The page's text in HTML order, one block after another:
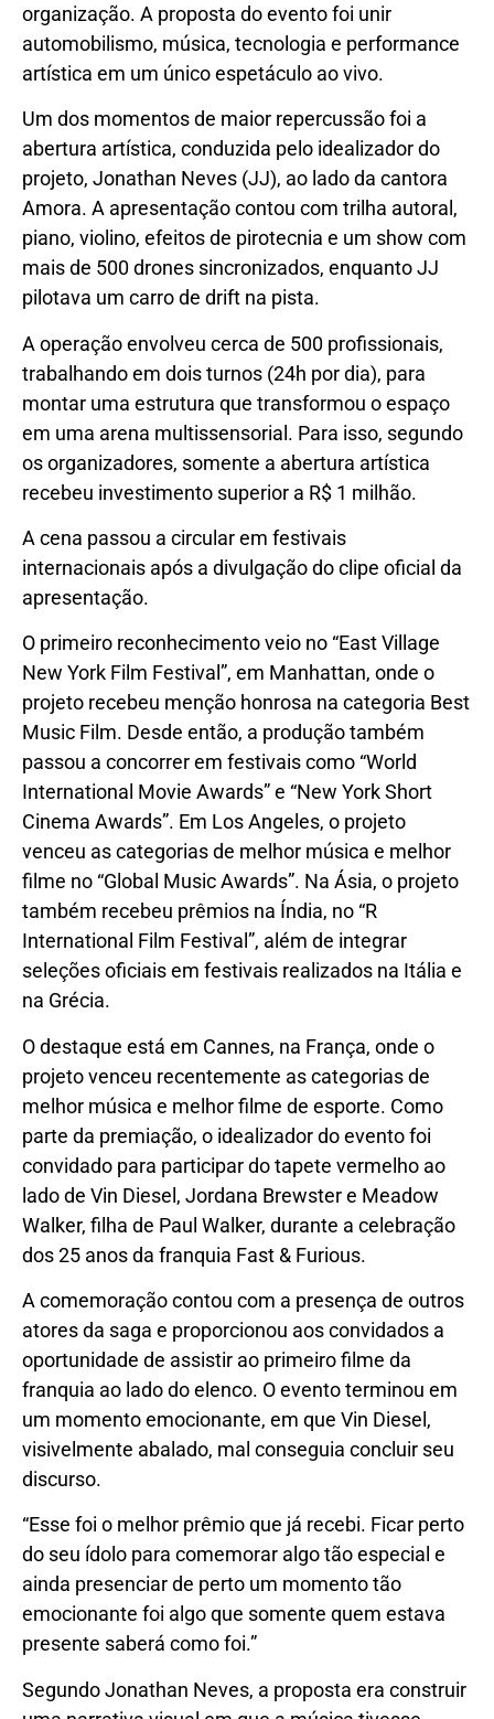
organização. A proposta do evento foi unir
automobilismo, música, tecnologia e performance
artística em um único espetáculo ao vivo.
Um dos momentos de maior repercussão foi a
abertura artística, conduzida pelo idealizador do
projeto, Jonathan Neves (JJ), ao lado da cantora
Amora. A apresentação contou com trilha autoral,
piano, violino, efeitos de pirotecnia e um show com
mais de 500 drones sincronizados, enquanto JJ
pilotava um carro de drift na pista.
A operação envolveu cerca de 500 profissionais,
trabalhando em dois turnos (24h por dia), para
montar uma estrutura que transformou o espaço
em uma arena multissensorial. Para isso, segundo
os organizadores, somente a abertura artística
recebeu investimento superior a R$ 1 milhão.
A cena passou a circular em festivais
internacionais após a divulgação do clipe oficial da
apresentação.
O primeiro reconhecimento veio no “East Village
New York Film Festival”, em Manhattan, onde o
projeto recebeu menção honrosa na categoria Best
Music Film. Desde então, a produção também
passou a concorrer em festivais como “World
International Movie Awards” e “New York Short
Cinema Awards”. Em Los Angeles, o projeto
venceu as categorias de melhor música e melhor
filme no “Global Music Awards”. Na Ásia, o projeto
também recebeu prêmios na Índia, no “R
International Film Festival”, além de integrar
seleções oficiais em festivais realizados na Itália e
na Grécia.
O destaque está em Cannes, na França, onde o
projeto venceu recentemente as categorias de
melhor música e melhor filme de esporte. Como
parte da premiação, o idealizador do evento foi
convidado para participar do tapete vermelho ao
lado de Vin Diesel, Jordana Brewster e Meadow
Walker, filha de Paul Walker, durante a celebração
dos 25 anos da franquia Fast & Furious.
A comemoração contou com a presença de outros
atores da saga e proporcionou aos convidados a
oportunidade de assistir ao primeiro filme da
franquia ao lado do elenco. O evento terminou em
um momento emocionante, em que Vin Diesel,
visivelmente abalado, mal conseguia concluir seu
discurso.
“Esse foi o melhor prêmio que já recebi. Ficar perto
do seu ídolo para comemorar algo tão especial e
ainda presenciar de perto um momento tão
emocionante foi algo que somente quem estava
presente saberá como foi.”
Segundo Jonathan Neves, a proposta era construir